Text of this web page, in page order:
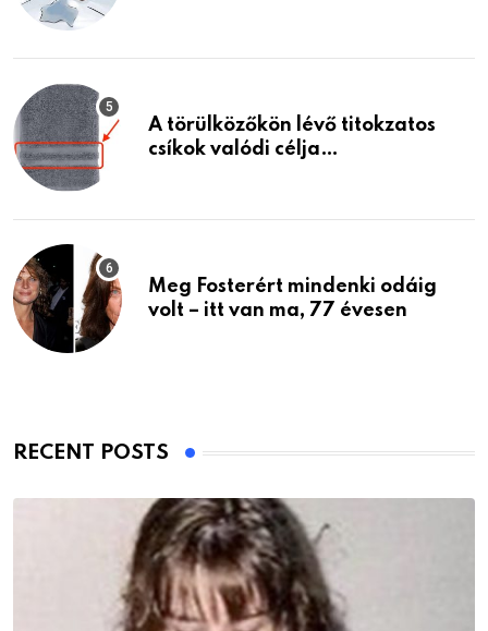
A törülközőkön lévő titokzatos
csíkok valódi célja…
Meg Fosterért mindenki odáig
volt – itt van ma, 77 évesen
RECENT POSTS